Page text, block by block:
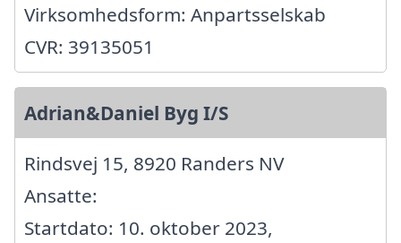
Virksomhedsform: Anpartsselskab
CVR: 39135051
Adrian&Daniel Byg I/S
Rindsvej 15, 8920 Randers NV
Ansatte:
Startdato: 10. oktober 2023,